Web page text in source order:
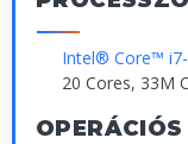
Intel® Core™
20 Cores, 33M
OPERÁCIÓS